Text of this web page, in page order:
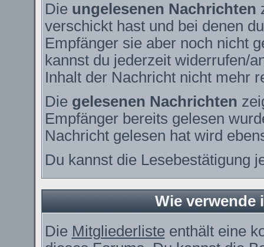
Die ungelesenen Nachrichten
verschickt hast und bei denen
Empfänger sie aber noch nicht
kannst du jederzeit widerrufen/
Inhalt der Nachricht nicht mehr
Die gelesenen Nachrichten
Empfänger bereits gelesen
Nachricht gelesen hat wird
Du kannst die Lesebestätigung
Wie verwende
Die Mitgliederlisteenthält eine